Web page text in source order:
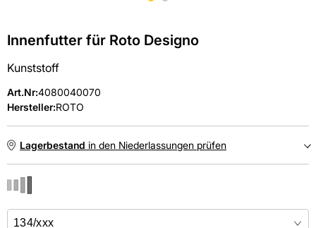
Innenfutter für Roto Designo
Kunststoff
Art.Nr:4080040070
Hersteller:ROTO
Lagerbestand in den Niederlassungen prüfen
Online kaufen &